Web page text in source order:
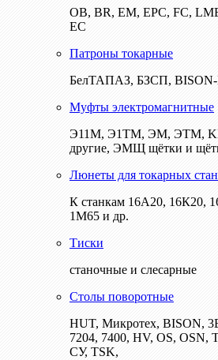
ОВ, BR, EM, EPC, FC,
EC
Патроны токарные
БелТАПАЗ, БЗСП, BISON-
Муфты электромагнитные
Э11М, Э1ТМ, ЭМ, ЭТМ,
другие, ЭМЩ щётки и
Люнеты для токарных
К станкам 16А20, 16К20,
1М65 и др.
Тиски
станочные и слесарные
Столы поворотные
HUT, Микротех, BISON,
7204, 7400, HV, OS,
СУ, TSK,